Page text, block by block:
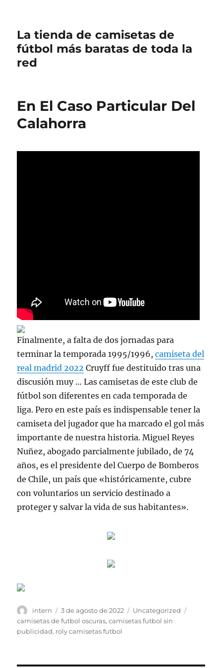
La tienda de camisetas de
fútbol más baratas de toda la
red
En El Caso Particular Del
Calahorra
Finalmente, a falta de dos jornadas para
terminar la temporada 1995/1996,camiseta del
real madrid 2022 Cruyff fue destituido tras una
discusión muy … Las camisetas de este club de
fútbol son diferentes en cada temporada de
liga. Pero en este país es indispensable tener la
camiseta del jugador que ha marcado el gol más
importante de nuestra historia. Miguel Reyes
Nuñez, abogado parcialmente jubilado, de 74
años, es el presidente del Cuerpo de Bomberos
de Chile, un país que «históricamente, cubre
con voluntarios un servicio destinado a
proteger y salvar la vida de sus habitantes».
Autor
intern
Publicado
el
3 de agosto de 2022 Categorías
Uncategorized
camisetas de futbol oscuras,camisetas futbol sin
publicidad, roly camisetas futbol